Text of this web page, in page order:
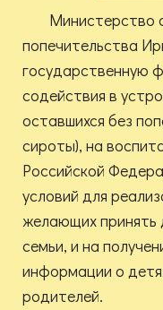
Министерство
попечительства
государственную
содействия в
оставшихся без
сироты), на
Российской
условий для
желающих принять
семьи, и на
информации о
родителей.